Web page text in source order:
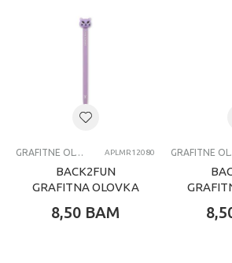
GRAFITNE OLOVKE APLMR12080
BACK2FUN
GRAFITNA OLOVKA
8,50 BAM